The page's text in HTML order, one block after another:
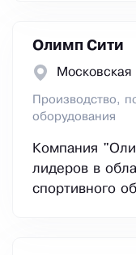
Олимп Сити
Производство,
оборудования
Компания
лидеров в
спортивного